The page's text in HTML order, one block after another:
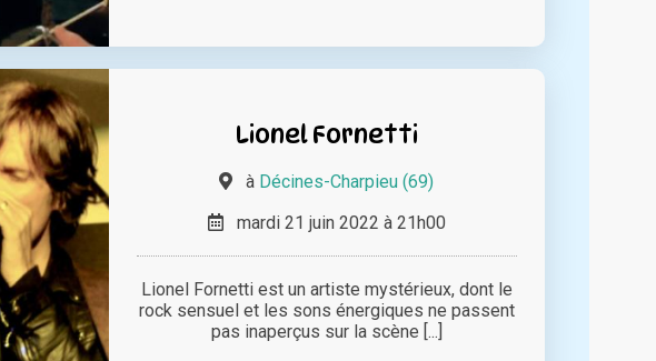
Lionel Fornetti
à Décines-Charpieu (69)
mardi 21 juin 2022 à 21h00
Lionel Fornetti est un artiste mystérieux, dont le
rock sensuel et les sons énergiques ne passent
pas inaperçus sur la scène [...]